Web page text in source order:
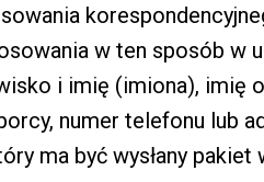
w ten sposób w
i imię (imiona), imię
numer telefonu lub
ma być wysłany